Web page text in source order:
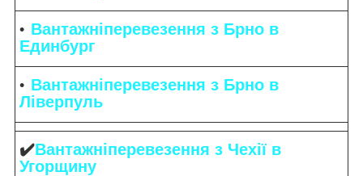
Вантажніперевезення з Брно в
Единбург
Вантажніперевезення з Брно в
Ліверпуль
✔️Вантажніперевезення з Чехії в
Угорщину